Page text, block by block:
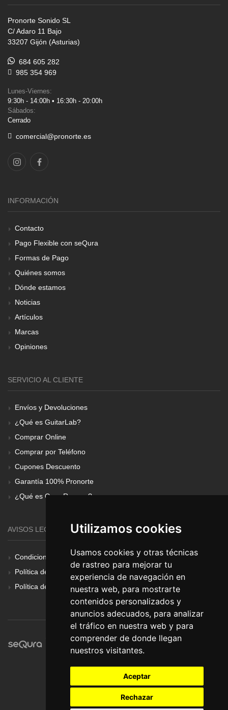
Utilizamos cookies
Usamos cookies y otras técnicas
de rastreo para mejorar tu
experiencia de navegación en
nuestra web, para mostrarte
contenidos personalizados y
anuncios adecuados, para analizar
el tráfico en nuestra web y para
comprender de donde llegan
nuestros visitantes.
Aceptar
Rechazar
Pronorte Sonido SL
C/ Adaro 11 Bajo
33207 Gijón (Asturias)
684 605 282
985 354 969
Lunes-Viernes:
9:30h - 14:00h • 16:30h - 20:00h
Sábados:
Cerrado
comercial@pronorte.es
INFORMACIÓN
Contacto
Pago Flexible con seQura
Formas de Pago
Quiénes somos
Dónde estamos
Noticias
Artículos
Marcas
Opiniones
SERVICIO AL CLIENTE
Envíos y Devoluciones
¿Qué es GuitarLab?
Comprar Online
Comprar por Teléfono
Cupones Descuento
Garantía 100% Pronorte
¿Qué es Gear Renove?
AVISOS LEGALES
Condiciones Generales
Política de Cookies
Política de Privacidad